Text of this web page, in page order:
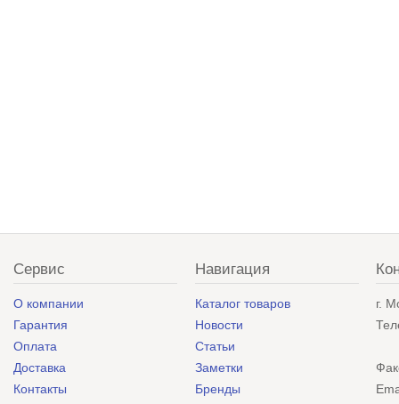
Сервис
О компании
Гарантия
Оплата
Доставка
Контакты
Навигация
Каталог товаров
Новости
Статьи
Заметки
Бренды
г.